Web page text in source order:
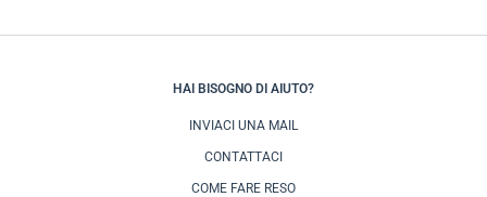
HAI BISOGNO DI AIUTO?
INVIACI UNA MAIL
CONTATTACI
COME FARE RESO